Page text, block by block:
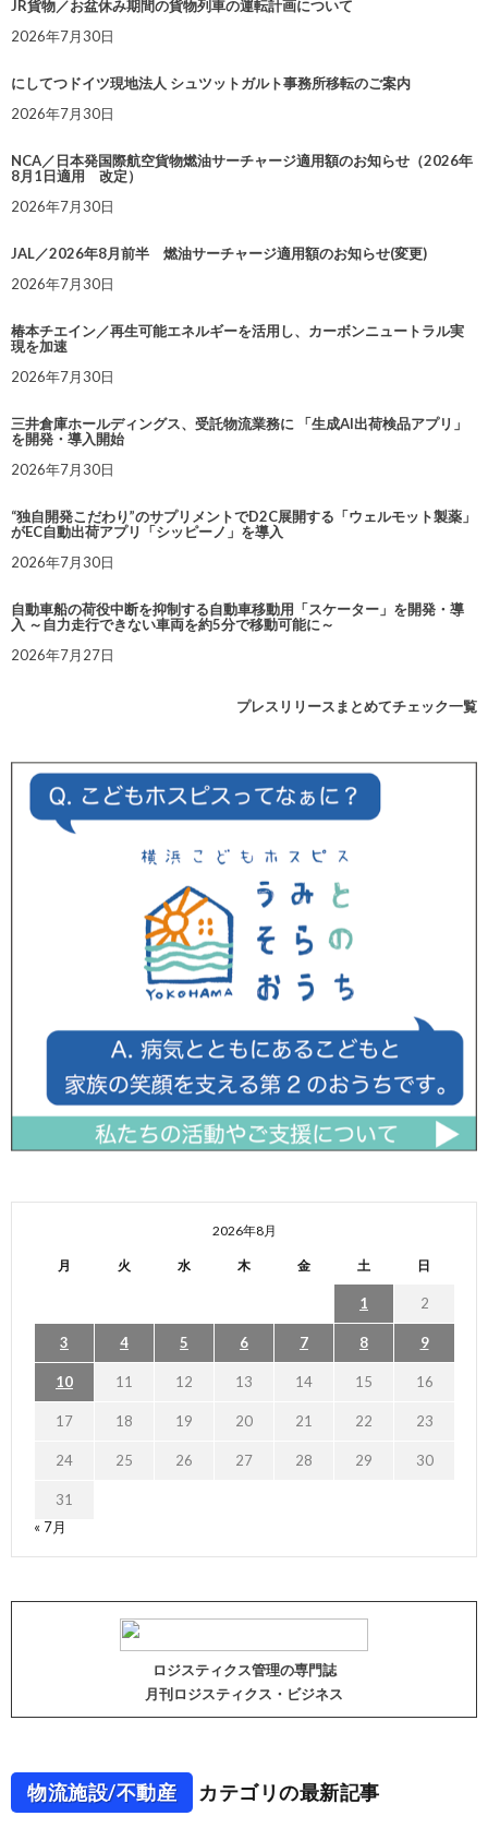
JR貨物／お盆休み期間の貨物列車の運転計画について
2026年7月30日
にしてつドイツ現地法人 シュツットガルト事務所移転のご案内
2026年7月30日
NCA／日本発国際航空貨物燃油サーチャージ適用額のお知らせ（2026年
8月1日適用 改定）
2026年7月30日
JAL／2026年8月前半 燃油サーチャージ適用額のお知らせ(変更)
2026年7月30日
椿本チエイン／再生可能エネルギーを活用し、カーボンニュートラル実
現を加速
2026年7月30日
三井倉庫ホールディングス、受託物流業務に 「生成AI出荷検品アプリ」
を開発・導入開始
2026年7月30日
“独自開発こだわり”のサプリメントでD2C展開する「ウェルモット製薬」
がEC自動出荷アプリ「シッピーノ」を導入
2026年7月30日
自動車船の荷役中断を抑制する自動車移動用「スケーター」を開発・導
入 ～自力走行できない車両を約5分で移動可能に～
2026年7月27日
プレスリリースまとめてチェック一覧
2026年8月
月 火 水 木 金 土 日
1 2
3 4 5 6 7 8 9
10 11 12 13 14 15 16
17 18 19 20 21 22 23
24 25 26 27 28 29 30
31
« 7月
ロジスティクス管理の専門誌
月刊ロジスティクス・ビジネス
物流施設/不動産 カテゴリの最新記事